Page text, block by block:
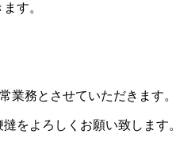
す。
業務とさせていただきます。
をよろしくお願い致します。